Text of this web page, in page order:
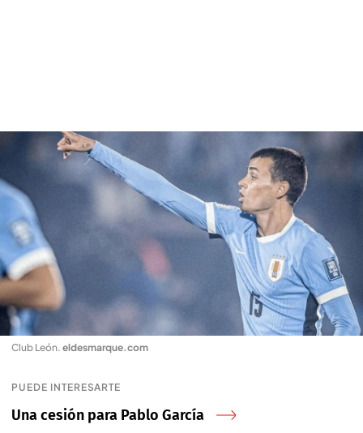
Club León. eldesmarque.com
PUEDE INTERESARTE
Una cesión para Pablo García